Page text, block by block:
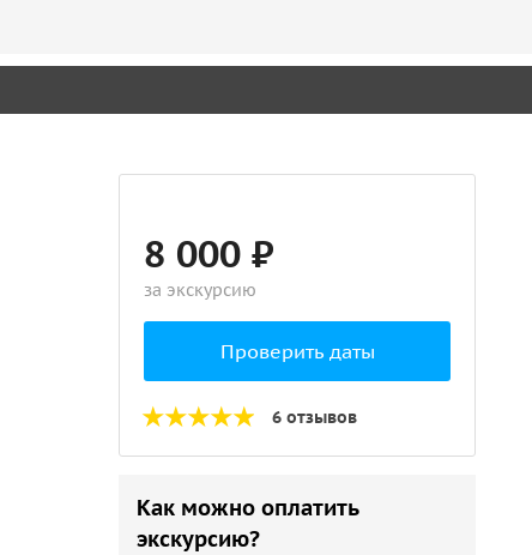
8 000 ₽
за экскурсию
Проверить даты
6 отзывов
Как можно оплатить
экскурсию?